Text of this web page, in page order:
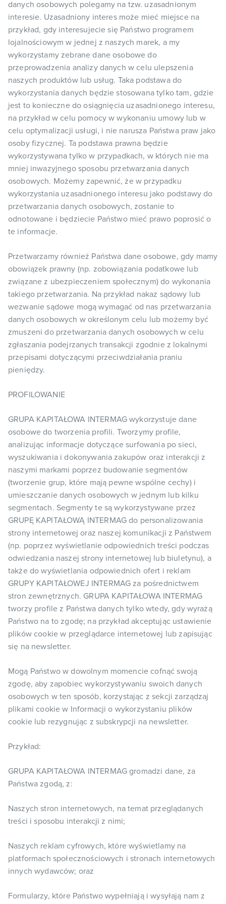
danych osobowych polegamy na tzw. uzasadnionym
interesie. Uzasadniony interes może mieć miejsce na
przykład, gdy interesujecie się Państwo programem
lojalnościowym w jednej z naszych marek, a my
wykorzystamy zebrane dane osobowe do
przeprowadzenia analizy danych w celu ulepszenia
naszych produktów lub usług. Taka podstawa do
wykorzystania danych będzie stosowana tylko tam, gdzie
jest to konieczne do osiągnięcia uzasadnionego interesu,
na przykład w celu pomocy w wykonaniu umowy lub w
celu optymalizacji usługi, i nie narusza Państwa praw jako
osoby fizycznej. Ta podstawa prawna będzie
wykorzystywana tylko w przypadkach, w których nie ma
mniej inwazyjnego sposobu przetwarzania danych
osobowych. Możemy zapewnić, że w przypadku
wykorzystania uzasadnionego interesu jako podstawy do
przetwarzania danych osobowych, zostanie to
odnotowane i będziecie Państwo mieć prawo poprosić o
te informacje.
Przetwarzamy również Państwa dane osobowe, gdy mamy
obowiązek prawny (np. zobowiązania podatkowe lub
związane z ubezpieczeniem społecznym) do wykonania
takiego przetwarzania. Na przykład nakaz sądowy lub
wezwanie sądowe mogą wymagać od nas przetwarzania
danych osobowych w określonym celu lub możemy być
zmuszeni do przetwarzania danych osobowych w celu
zgłaszania podejrzanych transakcji zgodnie z lokalnymi
przepisami dotyczącymi przeciwdziałania praniu
pieniędzy.
PROFILOWANIE
GRUPA KAPITAŁOWA INTERMAG wykorzystuje dane
osobowe do tworzenia profili. Tworzymy profile,
analizując informacje dotyczące surfowania po sieci,
wyszukiwania i dokonywania zakupów oraz interakcji z
naszymi markami poprzez budowanie segmentów
(tworzenie grup, które mają pewne wspólne cechy) i
umieszczanie danych osobowych w jednym lub kilku
segmentach. Segmenty te są wykorzystywane przez
GRUPĘ KAPITAŁOWĄ INTERMAG do personalizowania
strony internetowej oraz naszej komunikacji z Państwem
(np. poprzez wyświetlanie odpowiednich treści podczas
odwiedzania naszej strony internetowej lub biuletynu), a
także do wyświetlania odpowiednich ofert i reklam
GRUPY KAPITAŁOWEJ INTERMAG za pośrednictwem
stron zewnętrznych. GRUPA KAPITAŁOWA INTERMAG
tworzy profile z Państwa danych tylko wtedy, gdy wyrażą
Państwo na to zgodę; na przykład akceptując ustawienie
plików cookie w przeglądarce internetowej lub zapisując
się na newsletter.
Mogą Państwo w dowolnym momencie cofnąć swoją
zgodę, aby zapobiec wykorzystywaniu swoich danych
osobowych w ten sposób, korzystając z sekcji zarządzaj
plikami cookie w Informacji o wykorzystaniu plików
cookie lub rezygnując z subskrypcji na newsletter.
Przykład:
GRUPA KAPITAŁOWA INTERMAG gromadzi dane, za
Państwa zgodą, z:
Naszych stron internetowych, na temat przeglądanych
treści i sposobu interakcji z nimi;
Naszych reklam cyfrowych, które wyświetlamy na
platformach społecznościowych i stronach internetowych
innych wydawców; oraz
Formularzy, które Państwo wypełniają i wysyłają nam z